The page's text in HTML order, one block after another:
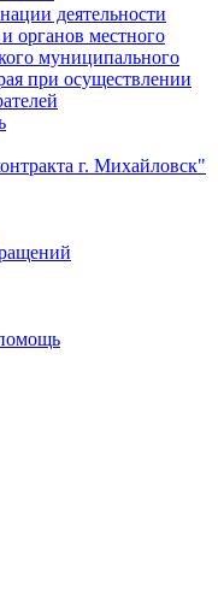
деятельности
органов местного
муниципального
при осуществлении
г. Михайловск"